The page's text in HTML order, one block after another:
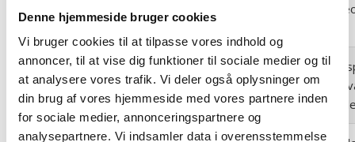
Denne hjemmeside bruger cookies
Vi bruger cookies til at tilpasse vores indhold og
annoncer, til at vise dig funktioner til sociale medier og til
at analysere vores trafik. Vi deler også oplysninger om
din brug af vores hjemmeside med vores partnere inden
for sociale medier, annonceringspartnere og
analysepartnere. Vi indsamler data i overensstemmelse
baseret på
lang ads.linkedin.com
Gemmer det
brugeren har
en